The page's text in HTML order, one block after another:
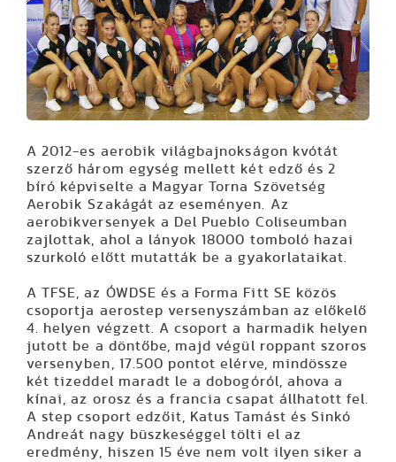
A 2012-es aerobik világbajnokságon kvótát
szerző három egység mellett két edző és 2
bíró képviselte a Magyar Torna Szövetség
Aerobik Szakágát az eseményen. Az
aerobikversenyek a Del Pueblo Coliseumban
zajlottak, ahol a lányok 18000 tomboló hazai
szurkoló előtt mutatták be a gyakorlataikat.
A TFSE, az ÓWDSE és a Forma Fitt SE közös
csoportja aerostep versenyszámban az előkelő
4. helyen végzett. A csoport a harmadik helyen
jutott be a döntőbe, majd végül roppant szoros
versenyben, 17.500 pontot elérve, mindössze
két tizeddel maradt le a dobogóról, ahova a
kínai, az orosz és a francia csapat állhatott fel.
A step csoport edzőit, Katus Tamást és Sinkó
Andreát nagy büszkeséggel tölti el az
eredmény, hiszen 15 éve nem volt ilyen siker a